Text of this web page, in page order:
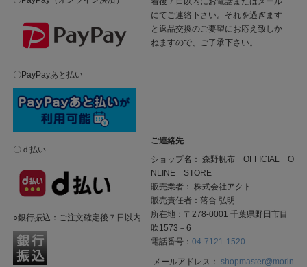
〇PayPayあと払い
〇ｄ払い
○銀行振込：ご注文確定後７日以内
にてご連絡下さい。それを過ぎます
と返品交換のご要望にお応え致しか
ねますので、ご了承下さい。
ご連絡先
ショップ名： 森野帆布 OFFICIAL O
NLINE STORE
販売業者： 株式会社アクト
販売責任者：落合 弘明
所在地：〒278-0001 千葉県野田市目
吹1573－6
電話番号： 04-7121-1520
メールアドレス： shopmaster@morin